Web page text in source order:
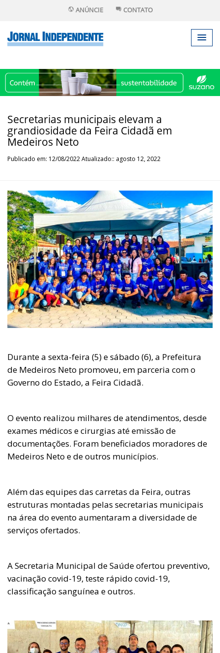
ANÚNCIE CONTATO
Secretarias municipais elevam a
grandiosidade da Feira Cidadã em
Medeiros Neto
Publicado em: 12/08/2022 Atualizado:: agosto 12, 2022
Durante a sexta-feira (5) e sábado (6), a Prefeitura
de Medeiros Neto promoveu, em parceria com o
Governo do Estado, a Feira Cidadã.
O evento realizou milhares de atendimentos, desde
exames médicos e cirurgias até emissão de
documentações. Foram beneficiados moradores de
Medeiros Neto e de outros municípios.
Além das equipes das carretas da Feira, outras
estruturas montadas pelas secretarias municipais
na área do evento aumentaram a diversidade de
serviços ofertados.
A Secretaria Municipal de Saúde ofertou preventivo,
vacinação covid-19, teste rápido covid-19,
classificação sanguínea e outros.